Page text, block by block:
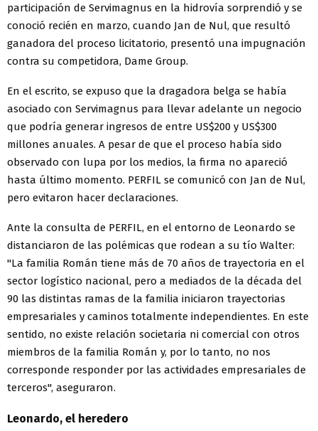
participación de Servimagnus en la hidrovía sorprendió y se
conoció recién en marzo, cuando Jan de Nul, que resultó
ganadora del proceso licitatorio, presentó una impugnación
contra su competidora, Dame Group.
En el escrito, se expuso que la dragadora belga se había
asociado con Servimagnus para llevar adelante un negocio
que podría generar ingresos de entre US$200 y US$300
millones anuales. A pesar de que el proceso había sido
observado con lupa por los medios, la firma no apareció
hasta último momento. PERFIL se comunicó con Jan de Nul,
pero evitaron hacer declaraciones.
Ante la consulta de PERFIL, en el entorno de Leonardo se
distanciaron de las polémicas que rodean a su tío Walter:
"La familia Román tiene más de 70 años de trayectoria en el
sector logístico nacional, pero a mediados de la década del
90 las distintas ramas de la familia iniciaron trayectorias
empresariales y caminos totalmente independientes. En este
sentido, no existe relación societaria ni comercial con otros
miembros de la familia Román y, por lo tanto, no nos
corresponde responder por las actividades empresariales de
terceros", aseguraron.
Leonardo, el heredero